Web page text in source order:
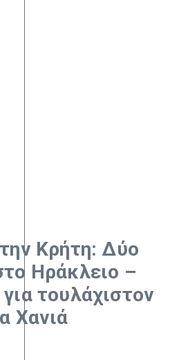
Κρήτη: Δύο
Ηράκλειο –
τουλάχιστον
Χανιά